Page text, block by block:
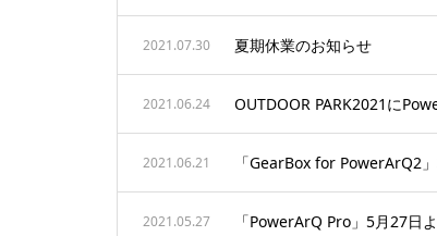
2021.07.30 夏期休業のお知らせ
2021.06.24 OUTDOOR PARK2021に
2021.06.21 「GearBox for PowerArQ2
2021.05.27 「PowerArQ Pro」5月27日